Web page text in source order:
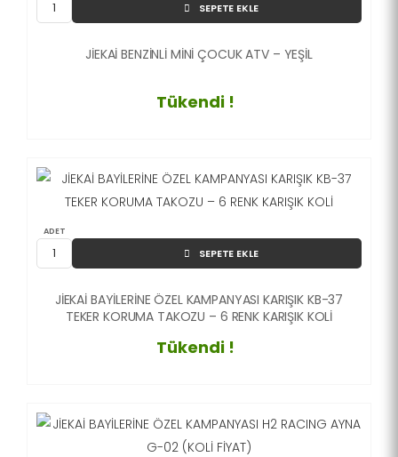
SEPETE EKLE
JİEKAİ BENZİNLİ MİNİ ÇOCUK ATV – YEŞİL
Tükendi !
ADET
SEPETE EKLE
JİEKAİ BAYİLERİNE ÖZEL KAMPANYASI KARIŞIK KB-37
TEKER KORUMA TAKOZU – 6 RENK KARIŞIK KOLİ
Tükendi !